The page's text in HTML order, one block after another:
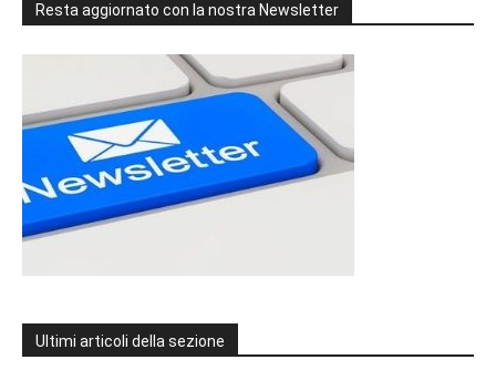
Resta aggiornato con la nostra Newsletter
Ultimi articoli della sezione